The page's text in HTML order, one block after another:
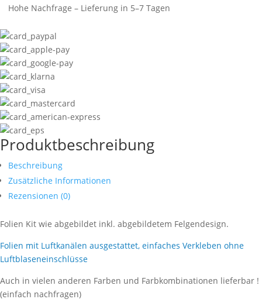
Hohe Nachfrage – Lieferung in 5–7 Tagen
Produktbeschreibung
Beschreibung
Zusätzliche Informationen
Rezensionen (0)
Folien Kit wie abgebildet inkl. abgebildetem Felgendesign.
Folien mit Luftkanälen ausgestattet, einfaches Verkleben ohne
Luftblaseneinschlüsse
Auch in vielen anderen Farben und Farbkombinationen lieferbar !
(einfach nachfragen)